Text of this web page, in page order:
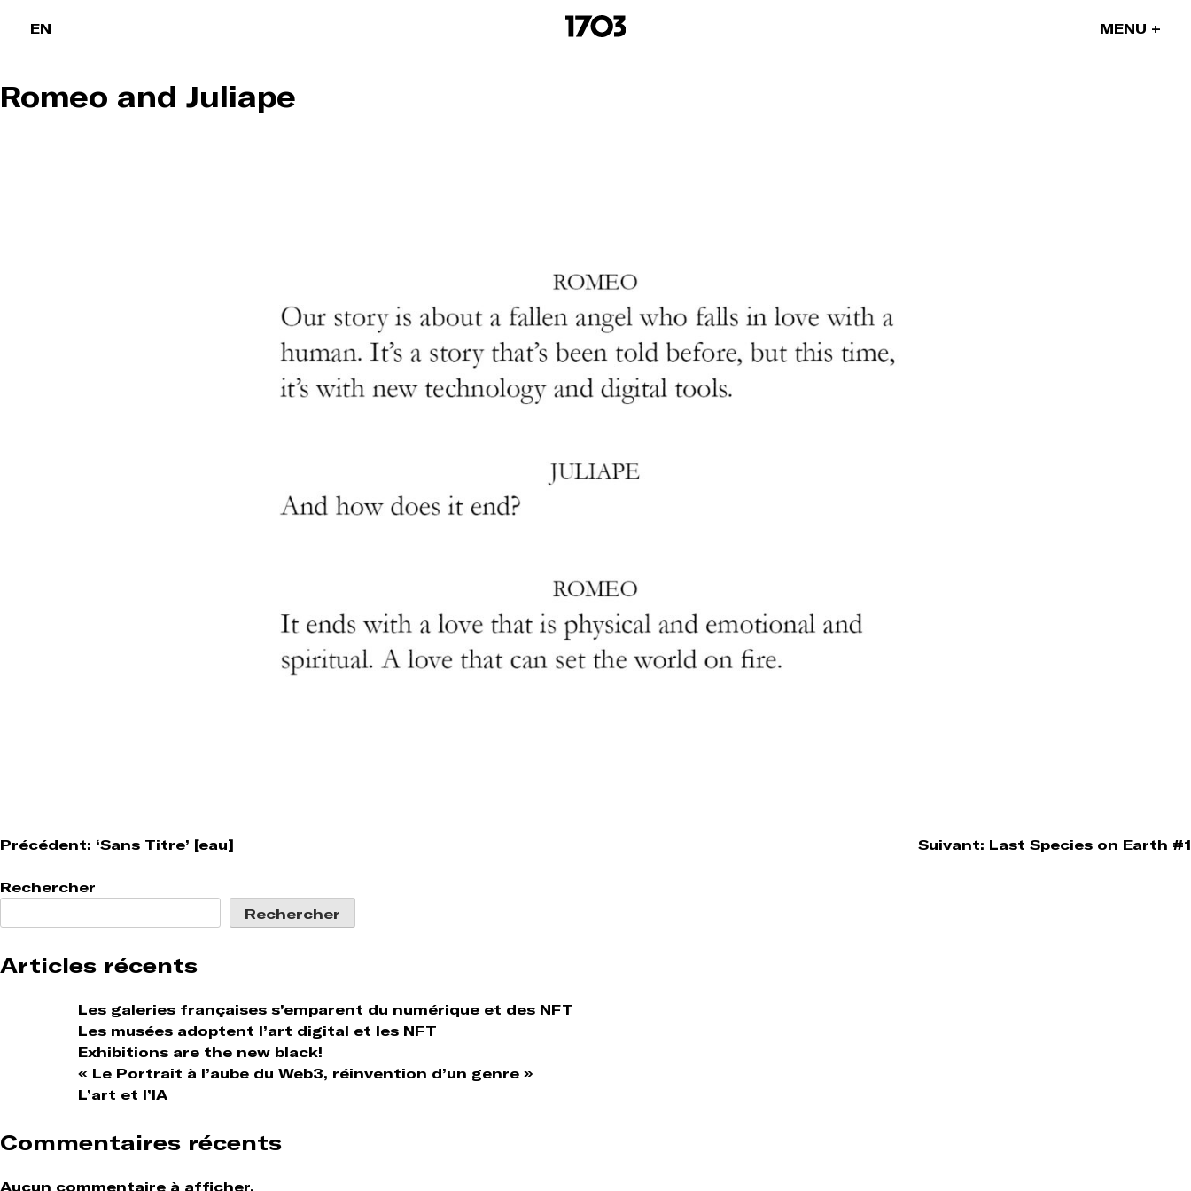
l'intro
EN MENU
Romeo and Juliape
Navigation
de
Précédent: ‘Sans Titre’ [eau] Suivant: Last Species on Earth #1
Rechercher
Rechercher
Articles récents
Les galeries françaises s’emparent du numérique et des NFT
Les musées adoptent l’art digital et les NFT
Exhibitions are the new black!
« Le Portrait à l’aube du Web3, réinvention d’un genre »
L’art et l’IA
Commentaires récents
Aucun commentaire à afficher.